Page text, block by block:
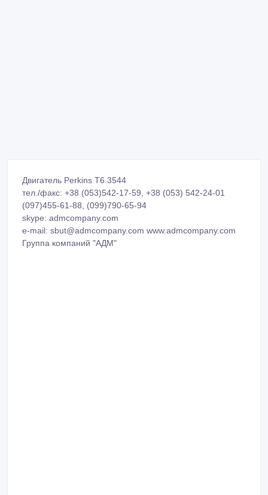
Двигатель Perkins T6.3544
тел./факс: +38 (053)542-17-59, +38 (053) 542-24-01
(097)455-61-88, (099)790-65-94
skype: admcompany.com
e-mail: sbut@admcompany.com www.admcompany.com
Группа компаний "АДМ"